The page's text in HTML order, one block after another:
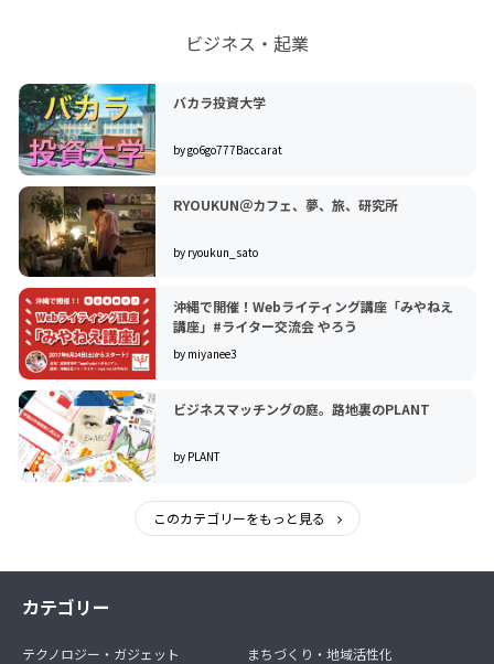
ビジネス・起業
バカラ投資大学
by go6go777Baccarat
RYOUKUN＠カフェ、夢、旅、研究所
by ryoukun_sato
沖縄で開催！Webライティング講座「みやねえ
講座」#ライター交流会 やろう
by miyanee3
ビジネスマッチングの庭。路地裏のPLANT
by PLANT
このカテゴリーをもっと見る
カテゴリー
テクノロジー・ガジェット
まちづくり・地域活性化